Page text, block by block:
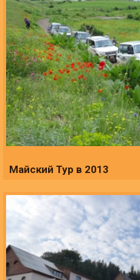
Майский Тур в 2013